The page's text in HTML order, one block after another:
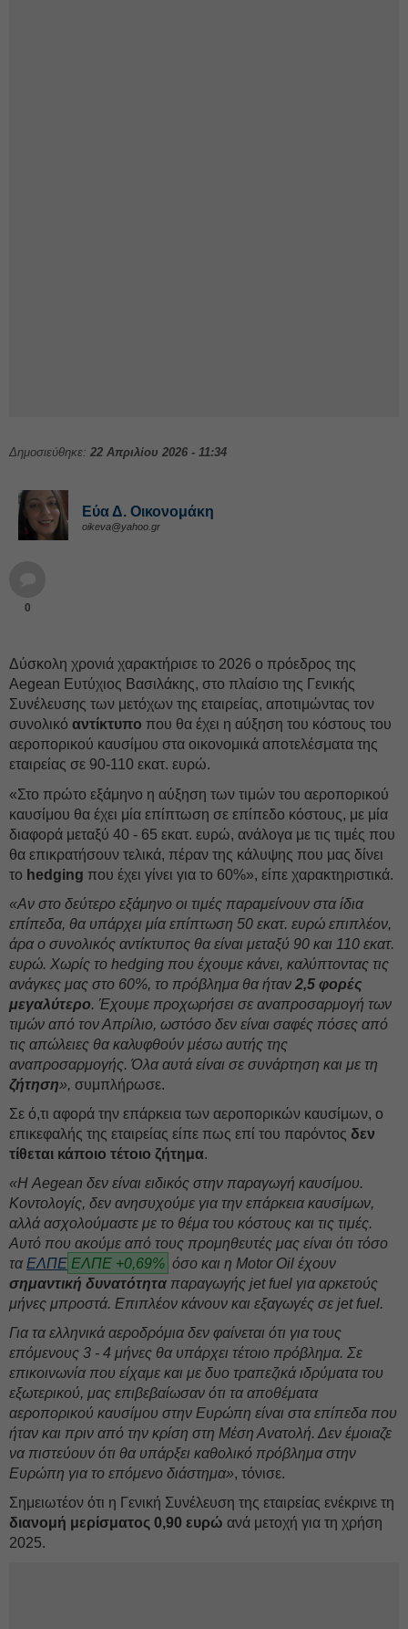
Δημοσιεύθηκε: 22 Απριλίου 2026 - 11:34
Εύα Δ. Οικονομάκη
oikeva@yahoo.gr
0
Δύσκολη χρονιά χαρακτήρισε το 2026 ο πρόεδρος της
Aegean Ευτύχιος Βασιλάκης, στο πλαίσιο της Γενικής
Συνέλευσης των μετόχων της εταιρείας, αποτιμώντας τον
συνολικό αντίκτυπο που θα έχει η αύξηση του κόστους του
αεροπορικού καυσίμου στα οικονομικά αποτελέσματα της
εταιρείας σε 90-110 εκατ. ευρώ.
«Στο πρώτο εξάμηνο η αύξηση των τιμών του αεροπορικού
καυσίμου θα έχει μία επίπτωση σε επίπεδο κόστους, με μία
διαφορά μεταξύ 40 - 65 εκατ. ευρώ, ανάλογα με τις τιμές που
θα επικρατήσουν τελικά, πέραν της κάλυψης που μας δίνει
το hedging που έχει γίνει για το 60%», είπε χαρακτηριστικά.
«Αν στο δεύτερο εξάμηνο οι τιμές παραμείνουν στα ίδια
επίπεδα, θα υπάρχει μία επίπτωση 50 εκατ. ευρώ επιπλέον,
άρα o συνολικός αντίκτυπος θα είναι μεταξύ 90 και 110 εκατ.
ευρώ. Χωρίς το hedging που έχουμε κάνει, καλύπτοντας τις
ανάγκες μας στο 60%, το πρόβλημα θα ήταν 2,5 φορές
μεγαλύτερο. Έχουμε προχωρήσει σε αναπροσαρμογή των
τιμών από τον Απρίλιο, ωστόσο δεν είναι σαφές πόσες από
τις απώλειες θα καλυφθούν μέσω αυτής της
αναπροσαρμογής. Όλα αυτά είναι σε συνάρτηση και με τη
ζήτηση», συμπλήρωσε.
Σε ό,τι αφορά την επάρκεια των αεροπορικών καυσίμων, ο
επικεφαλής της εταιρείας είπε πως επί του παρόντος δεν
τίθεται κάποιο τέτοιο ζήτημα.
«Η Aegean δεν είναι ειδικός στην παραγωγή καυσίμου.
Κοντολογίς, δεν ανησυχούμε για την επάρκεια καυσίμων,
αλλά ασχολούμαστε με το θέμα του κόστους και τις τιμές.
Αυτό που ακούμε από τους προμηθευτές μας είναι ότι τόσο
τα ΕΛΠΕ ΕΛΠΕ +0,69% όσο και η Motor Oil έχουν
σημαντική δυνατότητα παραγωγής jet fuel για αρκετούς
μήνες μπροστά. Επιπλέον κάνουν και εξαγωγές σε jet fuel.
Για τα ελληνικά αεροδρόμια δεν φαίνεται ότι για τους
επόμενους 3 - 4 μήνες θα υπάρχει τέτοιο πρόβλημα. Σε
επικοινωνία που είχαμε και με δυο τραπεζικά ιδρύματα του
εξωτερικού, μας επιβεβαίωσαν ότι τα αποθέματα
αεροπορικού καυσίμου στην Ευρώπη είναι στα επίπεδα που
ήταν και πριν από την κρίση στη Μέση Ανατολή. Δεν έμοιαζε
να πιστεύουν ότι θα υπάρξει καθολικό πρόβλημα στην
Ευρώπη για το επόμενο διάστημα», τόνισε.
Σημειωτέον ότι η Γενική Συνέλευση της εταιρείας ενέκρινε τη
διανομή μερίσματος 0,90 ευρώ ανά μετοχή για τη χρήση
2025.